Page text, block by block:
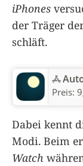
iPhones
der Träger
schläft.
Preis:
Dabei kennt
Modi. Beim
Watch